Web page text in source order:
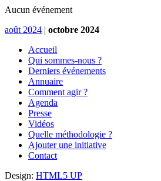
Aucun événement
août 2024 | octobre 2024
Accueil
Qui sommes-nous ?
Derniers événements
Annuaire
Comment agir ?
Agenda
Presse
Vidéos
Quelle méthodologie ?
Ajouter une initiative
Contact
Design: HTML5 UP